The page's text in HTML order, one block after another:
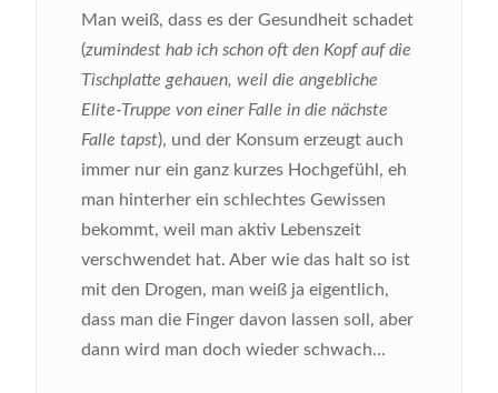
Man weiß, dass es der Gesundheit schadet
(zumindest hab ich schon oft den Kopf auf die
Tischplatte gehauen, weil die angebliche
Elite-Truppe von einer Falle in die nächste
Falle tapst), und der Konsum erzeugt auch
immer nur ein ganz kurzes Hochgefühl, eh
man hinterher ein schlechtes Gewissen
bekommt, weil man aktiv Lebenszeit
verschwendet hat. Aber wie das halt so ist
mit den Drogen, man weiß ja eigentlich,
dass man die Finger davon lassen soll, aber
dann wird man doch wieder schwach...